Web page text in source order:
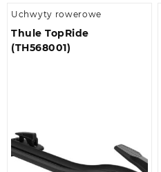
Uchwyty rowerowe
Thule TopRide
(TH568001)